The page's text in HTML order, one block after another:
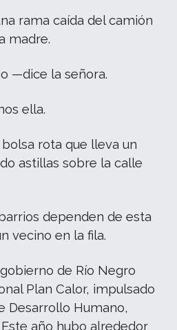
rama caída del camión
madre.
—dice la señora.
ella.
rota que lleva un
astillas sobre la calle
dependen de esta
vecino en la fila.
de Río Negro
Plan Calor, impulsado
Desarrollo Humano,
año hubo alrededor